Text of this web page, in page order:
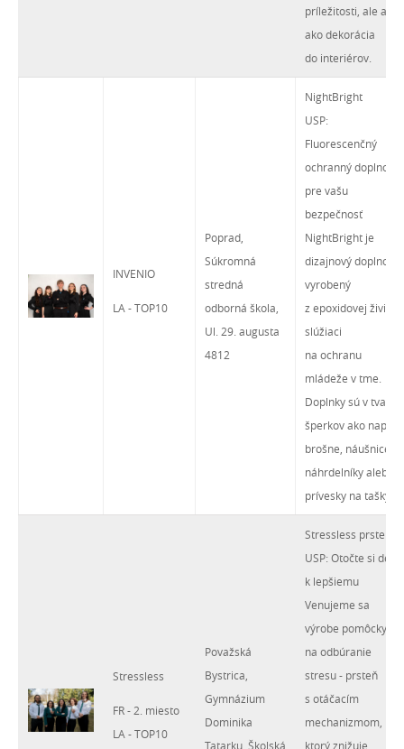
príležitosti, ale aj
ako dekorácia
do interiérov.
INVENIO
LA - TOP10
Poprad,
Súkromná
stredná
odborná škola,
Ul. 29. augusta
4812
NightBright
USP:
Fluorescenčný
ochranný doplnok
pre vašu
bezpečnosť
NightBright je
dizajnový doplnok,
vyrobený
z epoxidovej živice,
slúžiaci
na ochranu
mládeže v tme.
Doplnky sú v tvare
šperkov ako napr.
brošne, náušnice,
náhrdelníky alebo
prívesky na tašky.
Stressless
FR - 2. miesto
LA - TOP10
Považská
Bystrica,
Gymnázium
Dominika
Tatarku, Školská
Stressless prsteň
USP: Otočte si deň
k lepšiemu
Venujeme sa
výrobe pomôcky
na odbúranie
stresu - prsteň
s otáčacím
mechanizmom,
ktorý znižuje